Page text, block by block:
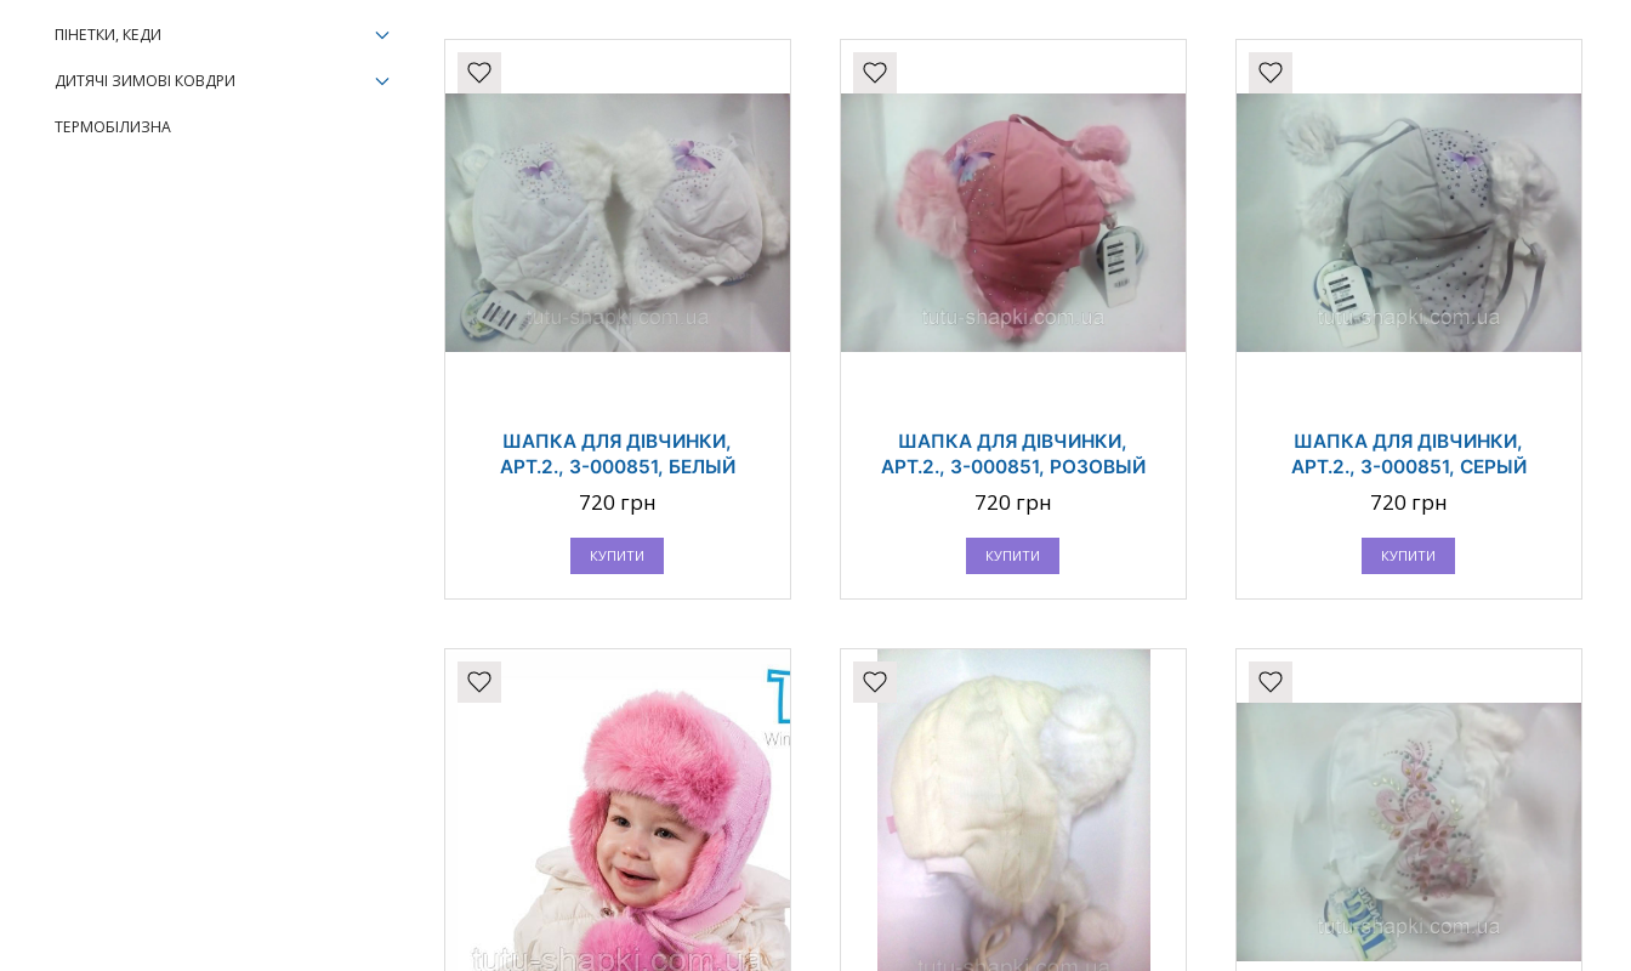
ПІНЕТКИ, КЕДИ
ДИТЯЧІ ЗИМОВІ КОВДРИ
ТЕРМОБІЛИЗНА
ШАПКА ДЛЯ ДІВЧИНКИ,
АРТ.2., 3-000851, БЕЛЫЙ
720 грн
КУПИТИ
ШАПКА ДЛЯ ДІВЧИНКИ,
АРТ.2., 3-000851, РОЗОВЫЙ
720 грн
КУПИТИ
ШАПКА ДЛЯ ДІВЧИНКИ,
АРТ.2., 3-000851, СЕРЫЙ
720 грн
КУПИТИ